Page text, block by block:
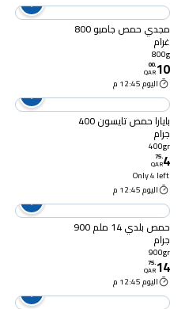
مجدي حمص جامبو 800
غرام
800g
10
.
00
QAR
اليوم 12:45 م
بايارا حمص تايسون 400
جرام
400gr
4
.
75
QAR
Only 4 left
اليوم 12:45 م
حمص بلدي 14 ملم 900
جرام
900gr
14
.
75
QAR
اليوم 12:45 م